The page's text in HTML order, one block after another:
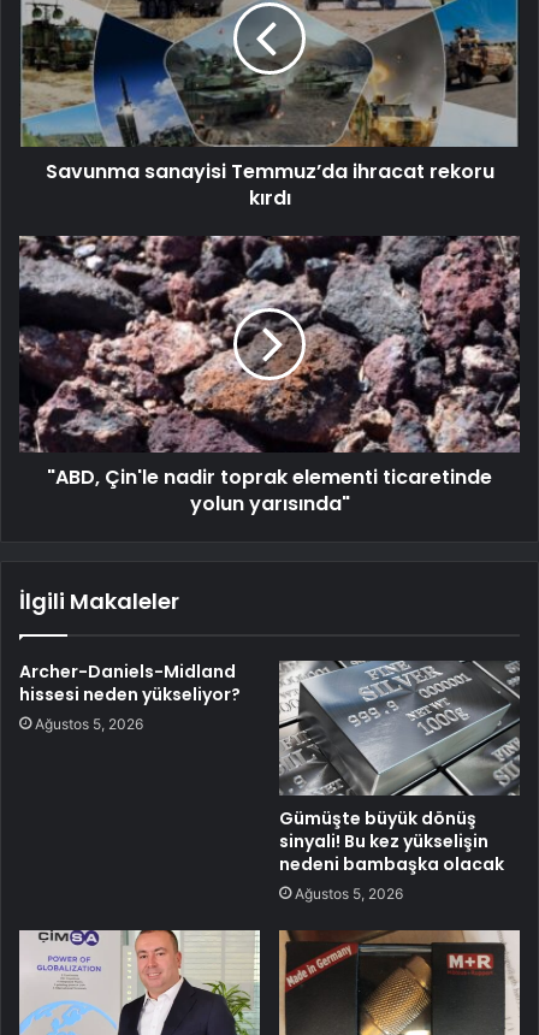
Savunma sanayisi Temmuz’da ihracat rekoru
kırdı
"ABD, Çin'le nadir toprak elementi ticaretinde
yolun yarısında"
İlgili Makaleler
Archer-Daniels-Midland
hissesi neden yükseliyor?
Ağustos 5, 2026
Gümüşte büyük dönüş
sinyali! Bu kez yükselişin
nedeni bambaşka olacak
Ağustos 5, 2026